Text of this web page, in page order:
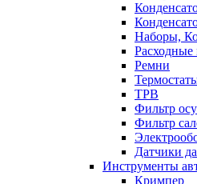
Наборы,
Расходные
Ремни
ТРВ
Фильтр
Фильтр
Датчики
Инструменты
Кримпер